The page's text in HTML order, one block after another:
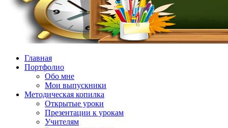
Главная
Портфолио
Обо мне
Мои выпускники
Методическая копилка
Открытые уроки
Презентации к урокам
Учителям